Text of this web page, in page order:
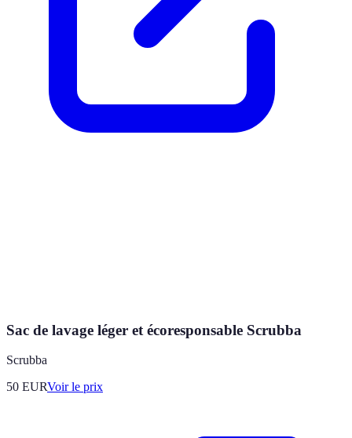
Sac de lavage léger et écoresponsable Scrubba
Scrubba
50 EURVoir le prix